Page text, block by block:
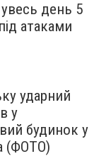
день 5
атаками
ударний
у
будинок у
(ФОТО)